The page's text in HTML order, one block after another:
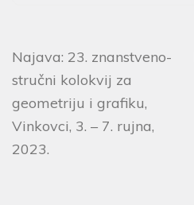
Najava: 23. znanstveno-
stručni kolokvij za
geometriju i grafiku,
Vinkovci, 3. – 7. rujna,
2023.